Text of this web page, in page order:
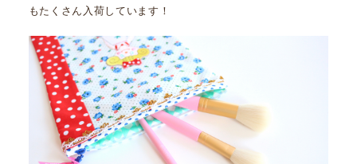
もたくさん入荷しています！